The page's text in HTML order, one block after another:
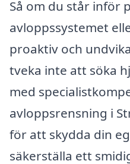
Så om du står inför
avloppssystemet
proaktiv och
tveka inte att söka
med
avloppsrensning i
för att skydda din
säkerställa ett